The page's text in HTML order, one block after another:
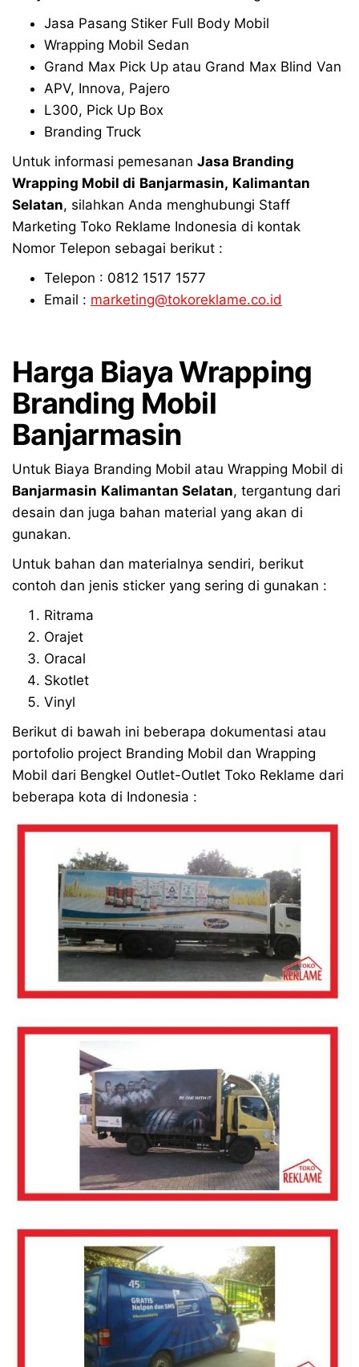
Jasa Pasang Stiker Full Body Mobil
Wrapping Mobil Sedan
Grand Max Pick Up atau Grand Max Blind Van
APV, Innova, Pajero
L300, Pick Up Box
Branding Truck
Untuk informasi pemesanan Jasa Branding
Wrapping Mobil di Banjarmasin, Kalimantan
Selatan, silahkan Anda menghubungi Staff
Marketing Toko Reklame Indonesia di kontak
Nomor Telepon sebagai berikut :
Telepon : 0812 1517 1577
Email : marketing@tokoreklame.co.id
Harga Biaya Wrapping
Branding Mobil
Banjarmasin
Untuk Biaya Branding Mobil atau Wrapping Mobil di
Banjarmasin Kalimantan Selatan, tergantung dari
desain dan juga bahan material yang akan di
gunakan.
Untuk bahan dan materialnya sendiri, berikut
contoh dan jenis sticker yang sering di gunakan :
Ritrama
Orajet
Oracal
Skotlet
Vinyl
Berikut di bawah ini beberapa dokumentasi atau
portofolio project Branding Mobil dan Wrapping
Mobil dari Bengkel Outlet-Outlet Toko Reklame dari
beberapa kota di Indonesia :